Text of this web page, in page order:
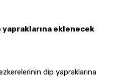
eklenecek
dip yapraklarına